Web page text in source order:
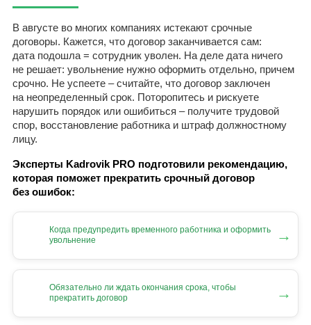
В августе во многих компаниях истекают срочные
договоры. Кажется, что договор заканчивается сам:
дата подошла = сотрудник уволен. На деле дата ничего
не решает: увольнение нужно оформить отдельно, причем
срочно. Не успеете – считайте, что договор заключен
на неопределенный срок. Поторопитесь и рискуете
нарушить порядок или ошибиться – получите трудовой
спор, восстановление работника и штраф должностному
лицу.
Эксперты Kadrovik PRO подготовили рекомендацию,
которая поможет прекратить срочный договор
без ошибок:
Когда предупредить временного работника и оформить
увольнение
→
Обязательно ли ждать окончания срока, чтобы
прекратить договор
→